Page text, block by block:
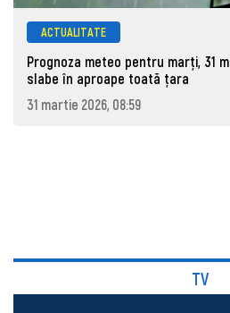
ACTUALITATE
Prognoza meteo pentru marţi, 31
slabe în aproape toată țara
31 martie 2026, 08:59
TV